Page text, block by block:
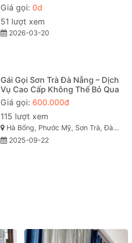
Giá gọi: 0d
51 lượt xem
2026-03-20
Gái Gọi Sơn Trà Đà Nẵng – Dịch
Vụ Cao Cấp Không Thể Bỏ Qua
Giá gọi: 600.000đ
115 lượt xem
Hà Bổng, Phước Mỹ, Sơn Trà, Đà Nẵng
2025-09-22